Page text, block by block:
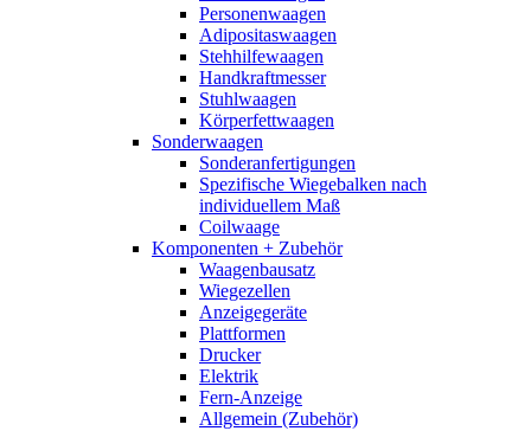
Personenwaagen
Adipositaswaagen
Stehhilfewaagen
Handkraftmesser
Stuhlwaagen
Körperfettwaagen
Sonderwaagen
Sonderanfertigungen
Spezifische Wiegebalken nach
individuellem Maß
Coilwaage
Komponenten + Zubehör
Waagenbausatz
Wiegezellen
Anzeigegeräte
Plattformen
Drucker
Elektrik
Fern-Anzeige
Allgemein (Zubehör)